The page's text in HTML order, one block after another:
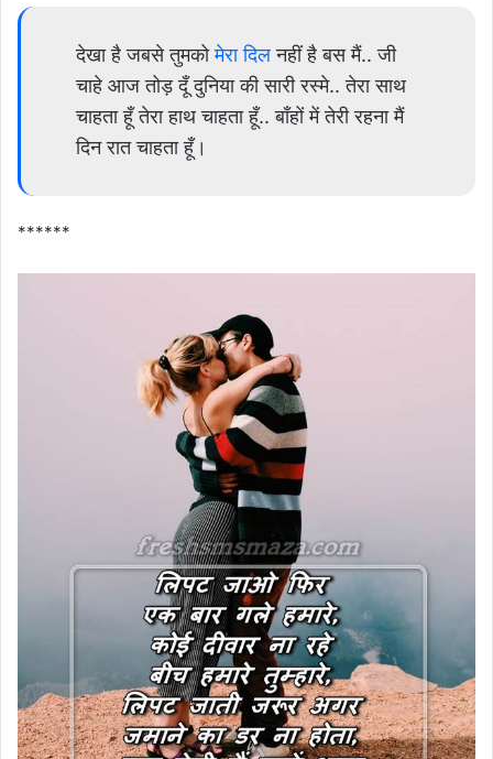
देखा है जबसे तुमकोमेरा दिलनहीं है बस मैं.. जी
चाहे आज तोड़ दूँ दुनिया की सारी रस्मे.. तेरा साथ
चाहता हूँ तेरा हाथ चाहता हूँ.. बाँहों में तेरी रहना मैं
दिन रात चाहता हूँ।
******